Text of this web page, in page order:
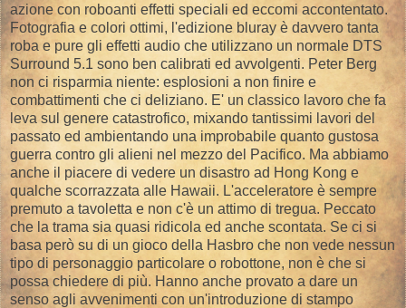
azione con roboanti effetti speciali ed eccomi accontentato.
Fotografia e colori ottimi, l'edizione bluray è davvero tanta
roba e pure gli effetti audio che utilizzano un normale DTS
Surround 5.1 sono ben calibrati ed avvolgenti. Peter Berg
non ci risparmia niente: esplosioni a non finire e
combattimenti che ci deliziano. E' un classico lavoro che fa
leva sul genere catastrofico, mixando tantissimi lavori del
passato ed ambientando una improbabile quanto gustosa
guerra contro gli alieni nel mezzo del Pacifico. Ma abbiamo
anche il piacere di vedere un disastro ad Hong Kong e
qualche scorrazzata alle Hawaii. L'acceleratore è sempre
premuto a tavoletta e non c'è un attimo di tregua. Peccato
che la trama sia quasi ridicola ed anche scontata. Se ci si
basa però su di un gioco della Hasbro che non vede nessun
tipo di personaggio particolare o robottone, non è che si
possa chiedere di più. Hanno anche provato a dare un
senso agli avvenimenti con un'introduzione di stampo